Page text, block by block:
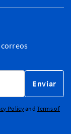
Enviar
PolicyandTerms of